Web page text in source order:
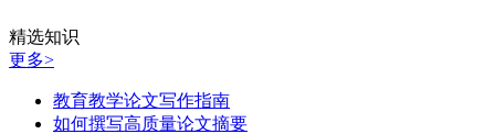
精选知识
更多>
教育教学论文写作指南
如何撰写高质量论文摘要